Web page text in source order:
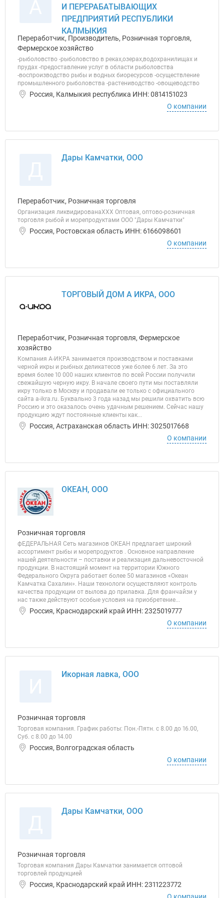
И ПЕРЕРАБАТЫВАЮЩИХ
ПРЕДПРИЯТИЙ РЕСПУБЛИКИ
КАЛМЫКИЯ
Переработчик, Производитель, Розничная торговля,
Фермерское хозяйство
-рыболовство -рыболовство в реках,озерах,водохранилищах и
прудах -предоставление услуг в области рыболовства
-воспроизводство рыбы и водных биоресурсов -осуществление
промышленного рыболовства -растениводство -овощеводство
Россия, Калмыкия республика ИНН: 0814151023
О компании
Дары Камчатки, ООО
Переработчик, Розничная торговля
Организация ликвидированаХХХ Оптовая, оптово-розничная
торговля рыбой и морепродуктами ООО "Дары Камчатки"
Россия, Ростовская область ИНН: 6166098601
О компании
ТОРГОВЫЙ ДОМ А ИКРА, ООО
Переработчик, Розничная торговля, Фермерское
хозяйство
Компания А-ИКРА занимается производством и поставками
черной икры и рыбных деликатесов уже более 6 лет. За это
время более 10 000 наших клиентов по всей России получили
свежайшую черную икру. В начале своего пути мы поставляли
икру только в Москву и продавали ее только с официального
сайта a-ikra.ru. Буквально 3 года назад мы решили охватить всю
Россию и это оказалось очень удачным решением. Сейчас нашу
продукцию ждут постоянные клиенты как...
Россия, Астраханская область ИНН: 3025017668
О компании
ОКЕАН, ООО
Розничная торговля
фЕДЕРАЛЬНАЯ Сеть магазинов ОКЕАН предлагает широкий
ассортимент рыбы и морепродуктов . Основное направление
нашей деятельности – поставки и реализация дальневосточной
продукции. В настоящий момент на территории Южного
Федерального Округа работает более 50 магазинов «Океан
Камчатка Сахалин». Наши технологи осуществляют контроль
качества продукции от вылова до прилавка. Для франчайзи у
нас также действуют особые условия на приобретение...
Россия, Краснодарский край ИНН: 2325019777
О компании
Икорная лавка, ООО
Розничная торговля
Торговая компания. График работы: Пон.-Пятн. с 8.00 до 16.00,
Суб. с 8.00 до 14.00
Россия, Волгоградская область
О компании
Дары Камчатки, ООО
Розничная торговля
Торговая компания Дары Камчатки занимается оптовой
торговлей продукцией
Россия, Краснодарский край ИНН: 2311223772